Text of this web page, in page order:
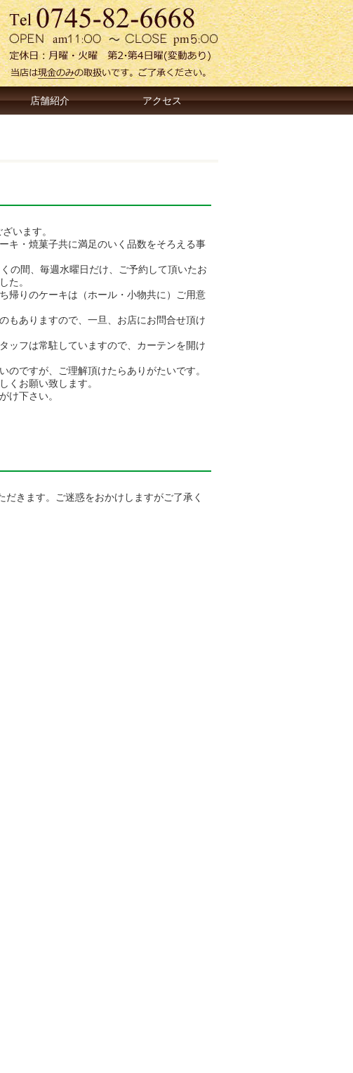
店舗紹介 アクセス
います。
キ・焼菓子共に満足のいく品数をそろえる事
の間、毎週水曜日だけ、ご予約して頂いたお
た。
帰りのケーキは（ホール・小物共に）ご用意
もありますので、一旦、お店にお問合せ頂け
ッフは常駐していますので、カーテンを開け
のですが、ご理解頂けたらありがたいです。
くお願い致します。
け下さい。
きます。ご迷惑をおかけしますがご了承く